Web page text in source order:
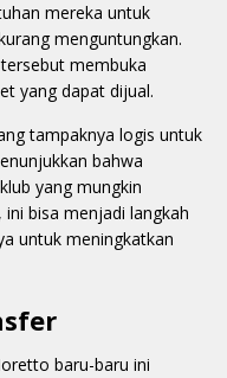
mereka untuk
menguntungkan.
membuka
yang dapat dijual.
tampaknya logis untuk
bahwa
yang mungkin
bisa menjadi langkah
untuk meningkatkan
baru-baru ini